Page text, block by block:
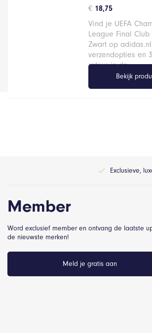
€ 18,75
Vind je UEFA
League Final
Zwart op
verzendopties en
retour in de…
Bekijk
Exclusieve,
Member
Word exclusief member en ontvang de laatste
de nieuwste merken!
Meld je gratis aan